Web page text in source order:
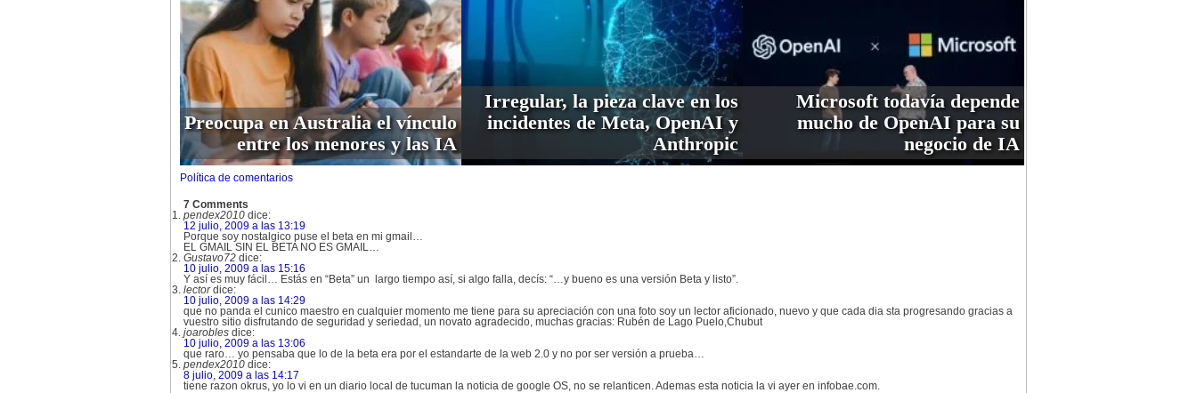
Preocupa en Australia el vínculo
entre los menores y las IA
Irregular, la pieza clave en los
incidentes de Meta, OpenAI y
Anthropic
Microsoft todavía depende
mucho de OpenAI para su
negocio de IA
Política de comentarios
7 Comments
pendex2010 dice:
12 julio, 2009 a las 13:19
Porque soy nostalgico puse el beta en mi gmail…
EL GMAIL SIN EL BETA NO ES GMAIL…
Gustavo72 dice:
10 julio, 2009 a las 15:16
Y así es muy fácil… Estás en “Beta” un largo tiempo así, si algo falla, decís: “…y bueno es una versión Beta y listo”.
lector dice:
10 julio, 2009 a las 14:29
que no panda el cunico maestro en cualquier momento me tiene para su apreciación con una foto soy un lector aficionado, nuevo y que cada dia sta progresando gracias a
vuestro sitio disfrutando de seguridad y seriedad, un novato agradecido, muchas gracias: Rubén de Lago Puelo,Chubut
joarobles dice:
10 julio, 2009 a las 13:06
que raro… yo pensaba que lo de la beta era por el estandarte de la web 2.0 y no por ser versión a prueba…
pendex2010 dice:
8 julio, 2009 a las 14:17
tiene razon okrus, yo lo vi en un diario local de tucuman la noticia de google OS, no se relanticen. Ademas esta noticia la vi ayer en infobae.com.